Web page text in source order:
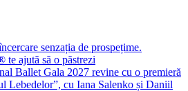
senzația de prospețime.
ajută să o păstrezi
Ballet Gala 2027 revine cu o premieră
Lebedelor”, cu Iana Salenko și Daniil